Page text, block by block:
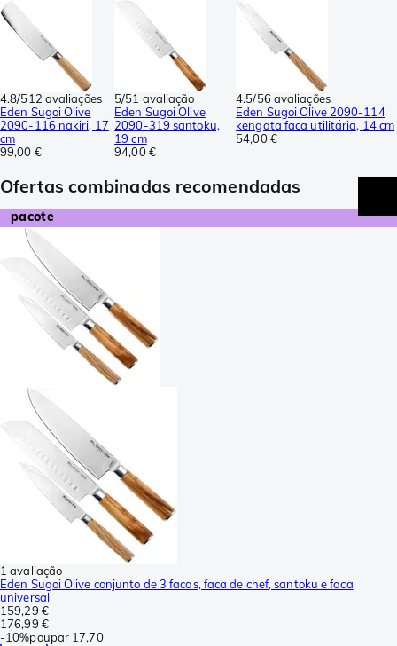
4.8/512 avaliações
Eden Sugoi Olive
2090-116 nakiri, 17
cm
99,00 €
5/51 avaliação
Eden Sugoi Olive
2090-319 santoku,
19 cm
94,00 €
4.5/56 avaliações
Eden Sugoi Olive 2090-114
kengata faca utilitária, 14 cm
54,00 €
Ofertas combinadas recomendadas
pacote
1 avaliação
Eden Sugoi Olive conjunto de 3 facas, faca de chef, santoku e faca
universal
159,29 €
176,99 €
-10%poupar 17,70